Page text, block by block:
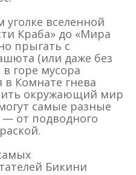
уголке вселенной
Краба» до «Мира
прыгать с
(или даже без
горе мусора
Комнате гнева
окружающий мир
самые разные
от подводного
Бикини